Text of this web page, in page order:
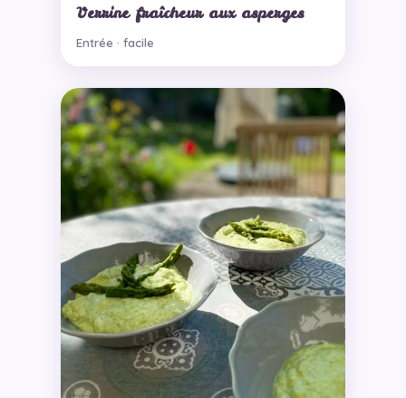
Verrine fraîcheur aux asperges
Entrée · facile